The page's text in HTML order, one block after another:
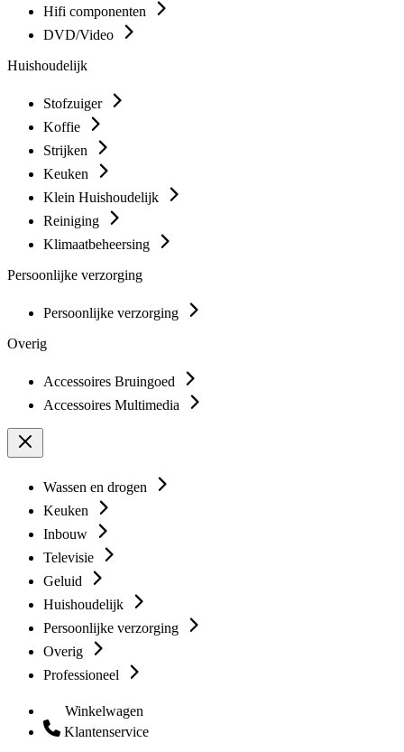
Hifi componenten
DVD/Video
Huishoudelijk
Stofzuiger
Koffie
Strijken
Keuken
Klein Huishoudelijk
Reiniging
Klimaatbeheersing
Persoonlijke verzorging
Persoonlijke verzorging
Overig
Accessoires Bruingoed
Accessoires Multimedia
Wassen en drogen
Keuken
Inbouw
Televisie
Geluid
Huishoudelijk
Persoonlijke verzorging
Overig
Professioneel
Winkelwagen
Klantenservice